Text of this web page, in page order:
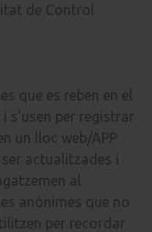
de Control
que es reben en el
s'usen per registrar
un lloc web/APP
actualitzades i
al
anònimes que no
per recordar